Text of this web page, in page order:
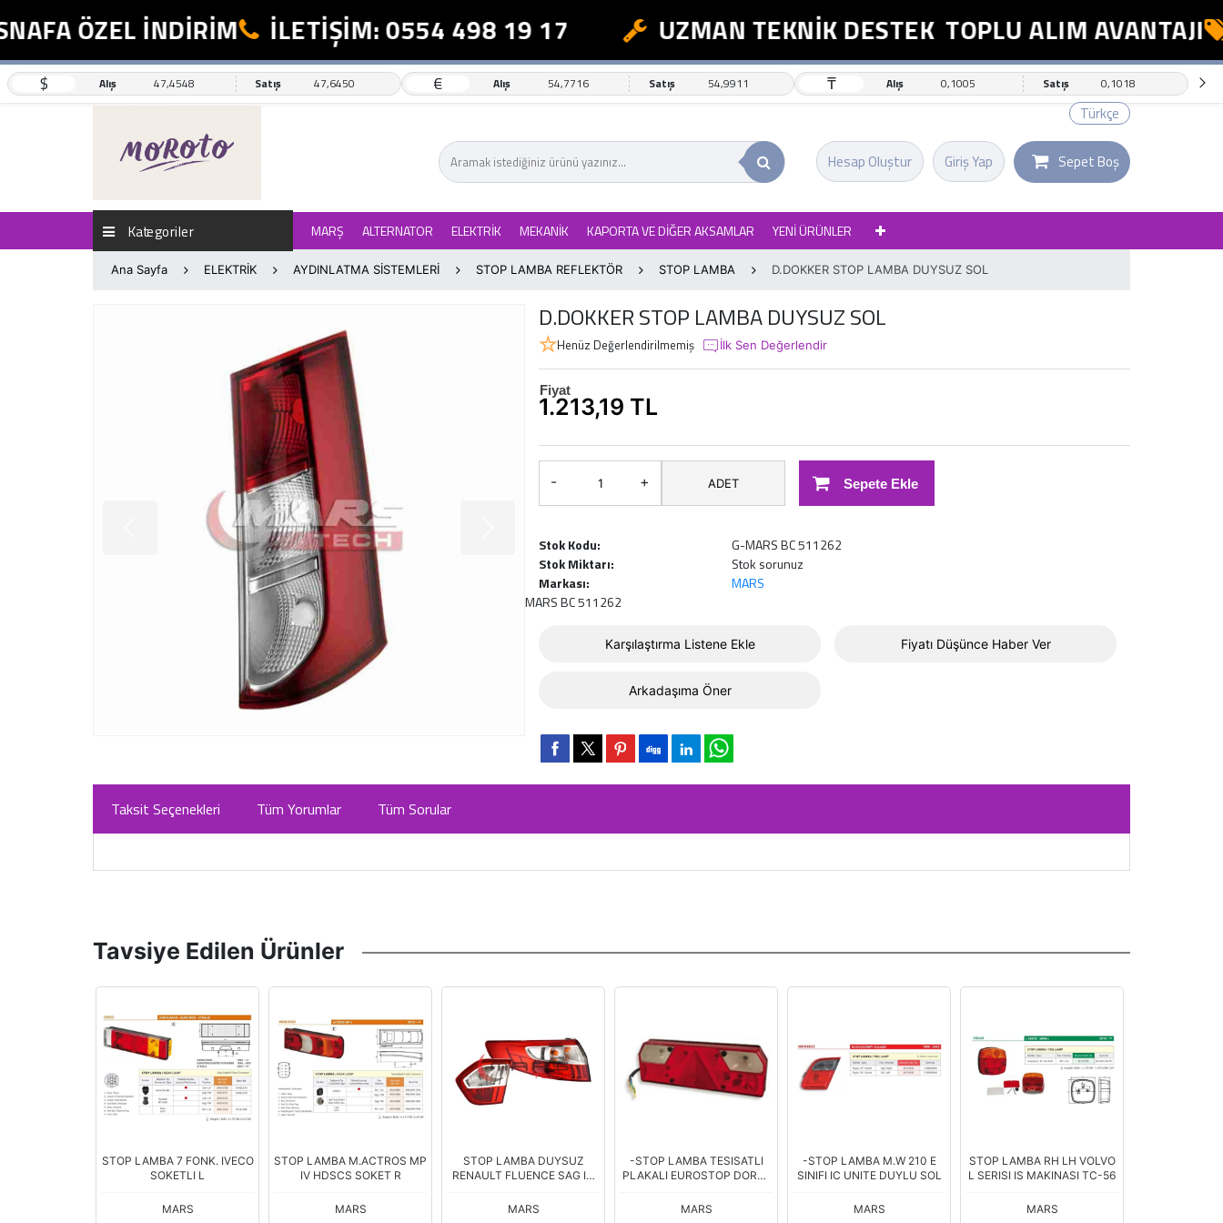
ÖZEL İNDİRİM İLETİŞİM: 0554 498 19 17 UZMAN TEKNİK DESTEK TOPLU ALIM AVANTAJI
$ Alış 47,4548 Satış 47,6450 € Alış 54,7716 Satış 54,9911 ₸ Alış 0,1005 Satış 0,1018
Türkçe
Giriş Yap
Hesap Oluştur Sepet Boş
Kategoriler MARŞ ALTERNATOR ELEKTRİK MEKANİK KAPORTA VE DİĞER AKSAMLAR YENİ ÜRÜNLER
Ana Sayfa ELEKTRİK AYDINLATMA SİSTEMLERİ STOP LAMBA REFLEKTÖR STOP LAMBA D.DOKKER STOP LAMBA DUYSUZ SOL
D.DOKKER STOP LAMBA DUYSUZ SOL
Henüz Değerlendirilmemiş İlk Sen Değerlendir
Fiyat
1.213,19 TL
- + ADET Sepete Ekle
Stok Kodu:
G-MARS BC 511262
Stok Miktarı:
Stok sorunuz
Markası:
MARS
MARS BC 511262
Karşılaştırma Listene Ekle Fiyatı Düşünce Haber Ver
Arkadaşıma Öner
Taksit Seçenekleri Tüm Yorumlar Tüm Sorular
Tavsiye Edilen Ürünler
STOP LAMBA 7 FONK. IVECO
SOKETLI L
MARS
STOP LAMBA M.ACTROS MP
IV HDSCS SOKET R
MARS
STOP LAMBA DUYSUZ
RENAULT FLUENCE SAG IC
MARS
-STOP LAMBA TESISATLI
PLAKALI EUROSTOP DORSE
MARS
-STOP LAMBA M.W 210 E
SINIFI IC UNITE DUYLU SOL
MARS
STOP LAMBA RH LH VOLVO
L SERISI IS MAKINASI TC-56
MARS